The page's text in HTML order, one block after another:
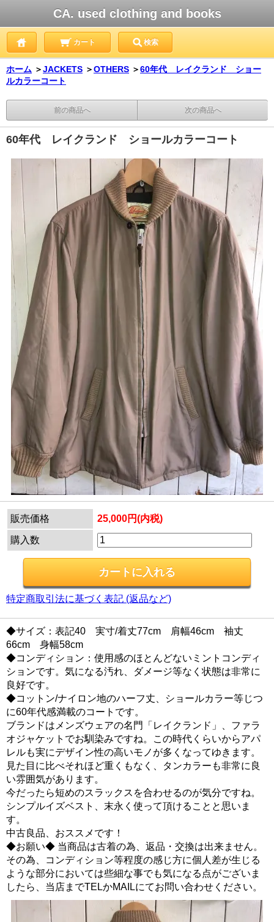
CA. used clothing and books
カート 検索
ホーム ＞JACKETS ＞OTHERS ＞60年代 レイクランド ショー
ルカラーコート
前の商品へ 次の商品へ
60年代 レイクランド ショールカラーコート
販売価格 25,000円(内税)
購入数
特定商取引法に基づく表記 (返品など)
◆サイズ：表記40 実寸/着丈77cm 肩幅46cm 袖丈
66cm 身幅58cm
◆コンディション：使用感のほとんどないミントコンディ
ションです。気になる汚れ、ダメージ等なく状態は非常に
良好です。
◆コットン/ナイロン地のハーフ丈、ショールカラー等じつ
に60年代感満載のコートです。
ブランドはメンズウェアの名門「レイクランド」、ファラ
オジャケットでお馴染みですね。この時代くらいからアパ
レルも実にデザイン性の高いモノが多くなってゆきます。
見た目に比べそれほど重くもなく、タンカラーも非常に良
い雰囲気があります。
今だったら短めのスラックスを合わせるのが気分ですね。
シンプルイズベスト、末永く使って頂けることと思いま
す。
中古良品、おススメです！
◆お願い◆ 当商品は古着の為、返品・交換は出来ません。
その為、コンディション等程度の感じ方に個人差が生じる
ような部分においては些細な事でも気になる点がございま
したら、当店までTELかMAILにてお問い合わせください。